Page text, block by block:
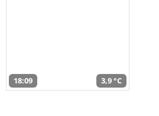
18:09 3,9 °C